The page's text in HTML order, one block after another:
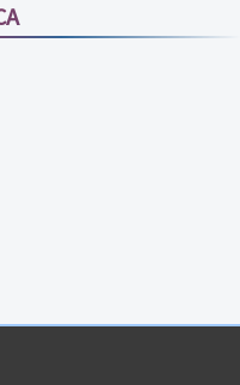
по:имени;рейтингу;отзывам